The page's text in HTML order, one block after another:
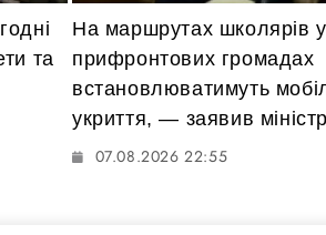
та
На маршрутах школярів у
прифронтових громадах
встановлюватимуть
укриття, — заявив
07.08.2026 22:55